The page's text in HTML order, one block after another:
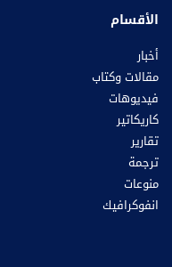
الأقسام
أخبار
مقالات وكتاب
فيديوهات
كاريكاتير
تقارير
ترجمة
منوعات
انفوكرافيك